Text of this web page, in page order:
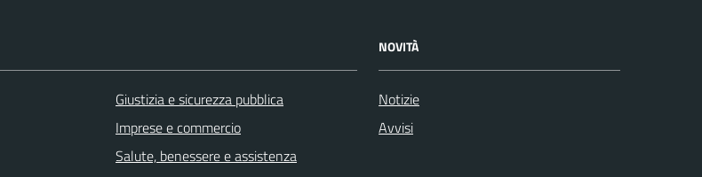
Giustizia e sicurezza pubblica
Imprese e commercio
Salute, benessere e assistenza
NOVITÀ
Notizie
Avvisi